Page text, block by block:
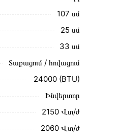
107 սմ
25 սմ
33 սմ
Տաքացում / հովացում
24000 (BTU)
Ինվերտոր
2150 Վտ/ժ
2060 Վտ/ժ